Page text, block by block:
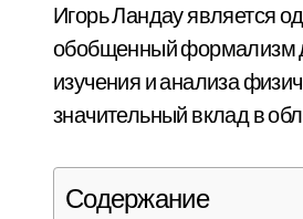
Игорь Ландау является
обобщенный формализм
изучения и анализа
значительный вклад в
Содержание